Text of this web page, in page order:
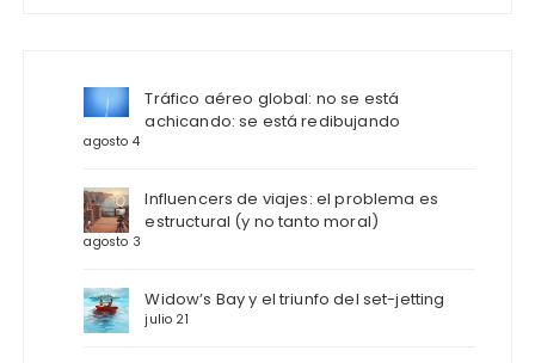
Tráfico aéreo global: no se está
achicando: se está redibujando
agosto 4
Influencers de viajes: el problema es
estructural (y no tanto moral)
agosto 3
Widow’s Bay y el triunfo del set-jetting
julio 21